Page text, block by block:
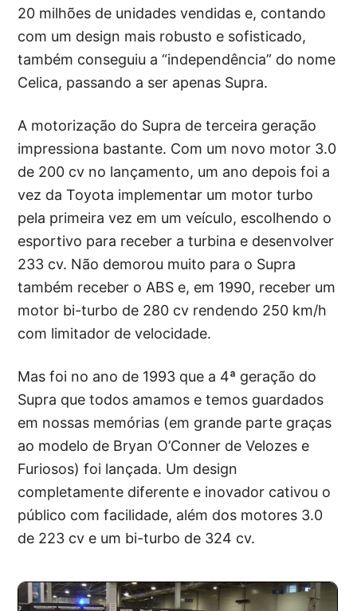
20 milhões de unidades vendidas e, contando
com um design mais robusto e sofisticado,
também conseguiu a “independência” do nome
Celica, passando a ser apenas Supra.
A motorização do Supra de terceira geração
impressiona bastante. Com um novo motor 3.0
de 200 cv no lançamento, um ano depois foi a
vez da Toyota implementar um motor turbo
pela primeira vez em um veículo, escolhendo o
esportivo para receber a turbina e desenvolver
233 cv. Não demorou muito para o Supra
também receber o ABS e, em 1990, receber um
motor bi-turbo de 280 cv rendendo 250 km/h
com limitador de velocidade.
Mas foi no ano de 1993 que a 4ª geração do
Supra que todos amamos e temos guardados
em nossas memórias (em grande parte graças
ao modelo de Bryan O’Conner de Velozes e
Furiosos) foi lançada. Um design
completamente diferente e inovador cativou o
público com facilidade, além dos motores 3.0
de 223 cv e um bi-turbo de 324 cv.